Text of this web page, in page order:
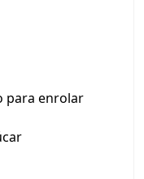
para enrolar